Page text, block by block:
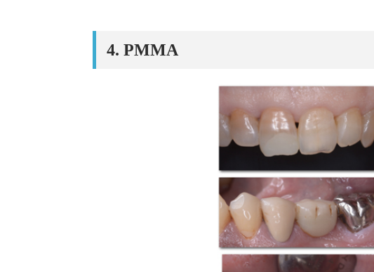
4. PMMA